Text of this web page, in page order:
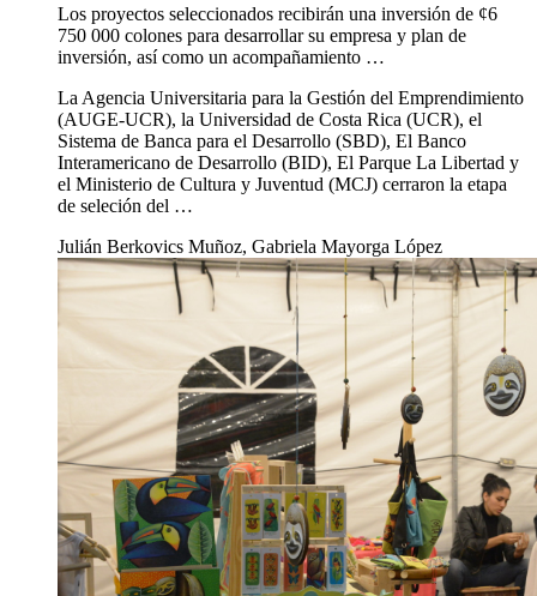
Los proyectos seleccionados recibirán una inversión de ¢6
750 000 colones para desarrollar su empresa y plan de
inversión, así como un acompañamiento …
La Agencia Universitaria para la Gestión del Emprendimiento
(AUGE-UCR), la Universidad de Costa Rica (UCR), el
Sistema de Banca para el Desarrollo (SBD), El Banco
Interamericano de Desarrollo (BID), El Parque La Libertad y
el Ministerio de Cultura y Juventud (MCJ) cerraron la etapa
de seleción del …
Julián Berkovics Muñoz, Gabriela Mayorga López